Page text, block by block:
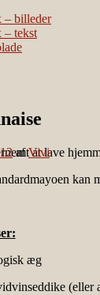
– billeder
– tekst
afVivi
at lave
kan
æg
(eller